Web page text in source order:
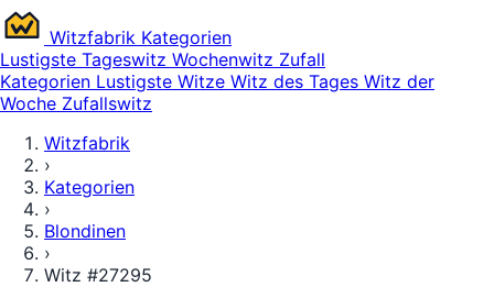
Witzfabrik Kategorien
Lustigste Tageswitz Wochenwitz Zufall
Kategorien Lustigste Witze Witz des Tages Witz der
Woche Zufallswitz
Witzfabrik
›
Kategorien
›
Blondinen
›
Witz #27295